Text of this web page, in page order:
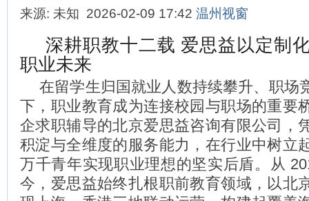
来源: 未知 2026-02-09 17:42 温州视窗
深耕职教十二载 爱思益以定制
职业未来
在留学生归国就业人数持续攀升、职场
下，职业教育成为连接校园与职场的重要
企求职辅导的北京爱思益咨询有限公司，
积淀与全维度的服务能力，在行业中树立
万千青年实现职业理想的坚实后盾。从
今，爱思益始终扎根职前教育领域，以北